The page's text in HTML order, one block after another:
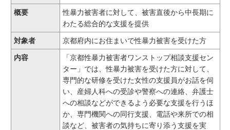
概要
性暴力被害者に対して、被害直後から中長期に
わたる総合的な支援を提供
対象者 京都府内にお住まいで性暴力被害を受けた方
内容
「京都性暴力被害者ワンストップ相談支援セン
ター」では、性暴力被害を受けた方に対して、
専門的な研修を受けた女性の支援員がお話を伺
い、産婦人科への受診や警察への連絡、弁護士
への相談などができるよう必要な支援を行うほ
か、専門機関への同行支援、電話や来所での相
談など、被害者の気持ちに寄り添う支援を実